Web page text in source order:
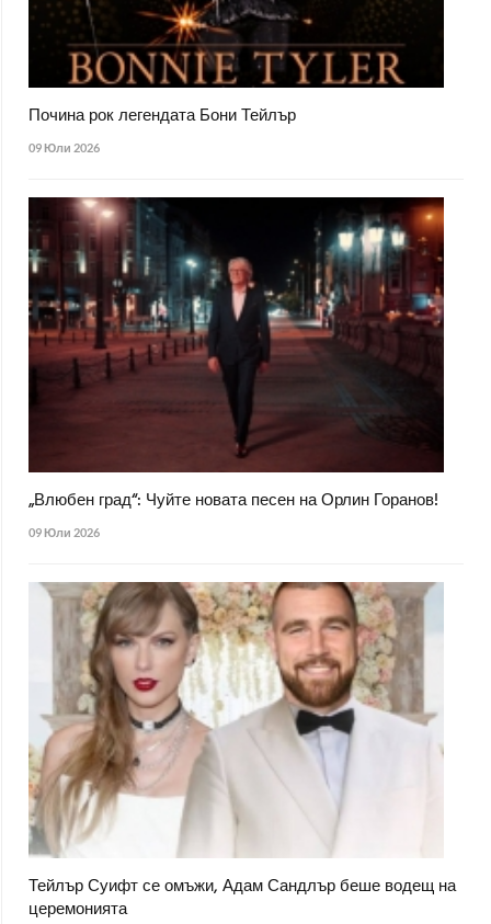
Почина рок легендата Бони Тейлър
09 Юли 2026
„Влюбен град“: Чуйте новата песен на Орлин Горанов!
09 Юли 2026
Тейлър Суифт се омъжи, Адам Сандлър беше водещ на
церемонията